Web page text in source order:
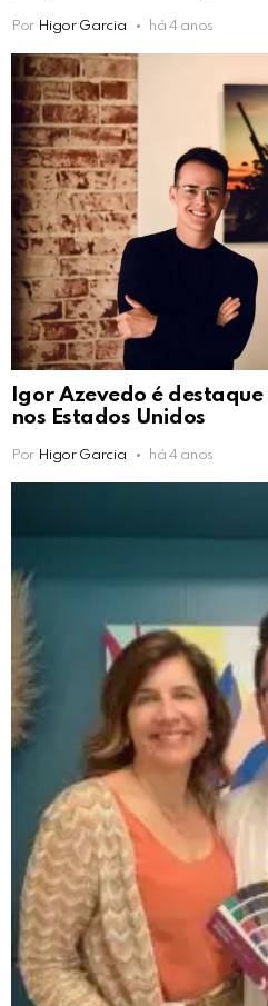
Por Higor Garcia há 4 anos
Igor Azevedo é
nos Estados Unidos
Por Higor Garcia há 4 anos